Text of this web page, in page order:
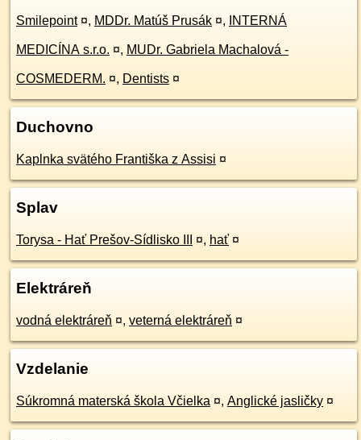
Smilepoint ¤, MDDr. Matúš Prusák ¤, INTERNÁ
MEDICÍNA s.r.o. ¤, MUDr. Gabriela Machalová -
COSMEDERM. ¤, Dentists ¤
Duchovno
Kaplnka svätého Františka z Assisi ¤
Splav
Torysa - Hať Prešov-Sídlisko III ¤, hať ¤
Elektráreň
vodná elektráreň ¤, veterná elektráreň ¤
Vzdelanie
Súkromná materská škola Včielka ¤, Anglické jasličky ¤